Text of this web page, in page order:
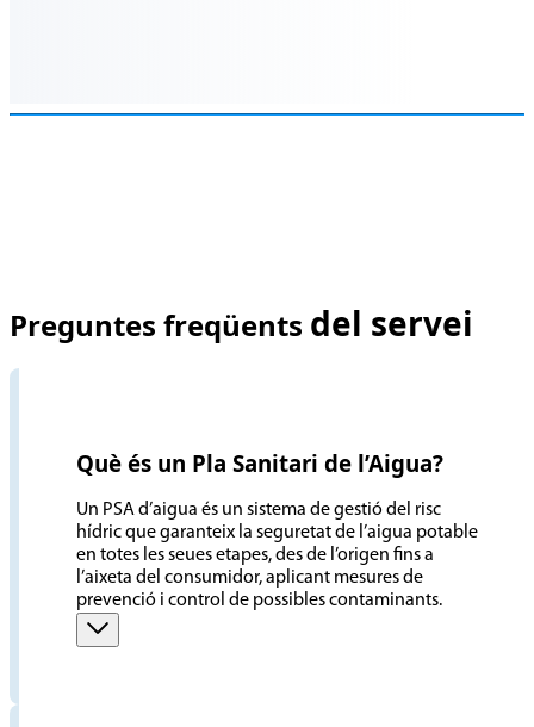
Preguntes freqüents del servei
Què és un Pla Sanitari de l’Aigua?
Un PSA d’aigua és un sistema de gestió del risc
hídric que garanteix la seguretat de l’aigua potable
en totes les seues etapes, des de l’origen fins a
l’aixeta del consumidor, aplicant mesures de
prevenció i control de possibles contaminants.